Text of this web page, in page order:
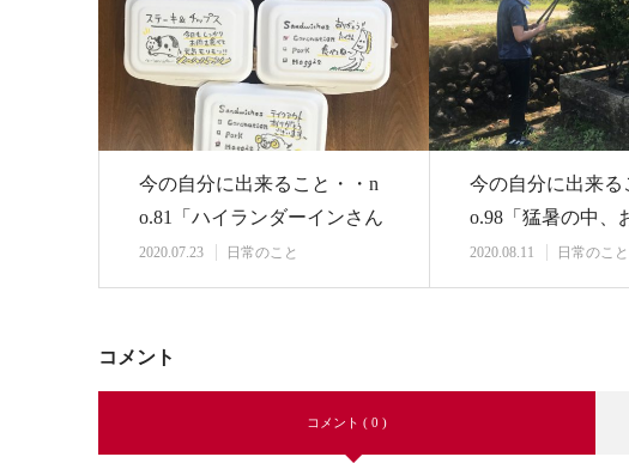
今の自分に出来ること・・n
o.81「ハイランダーインさん
からのテイク…
2020.07.23 日常のこと
今の自分に出来る
o.98「猛暑の中、
除」
2020.08.11 日常のこと
コメント
コメント ( 0 )